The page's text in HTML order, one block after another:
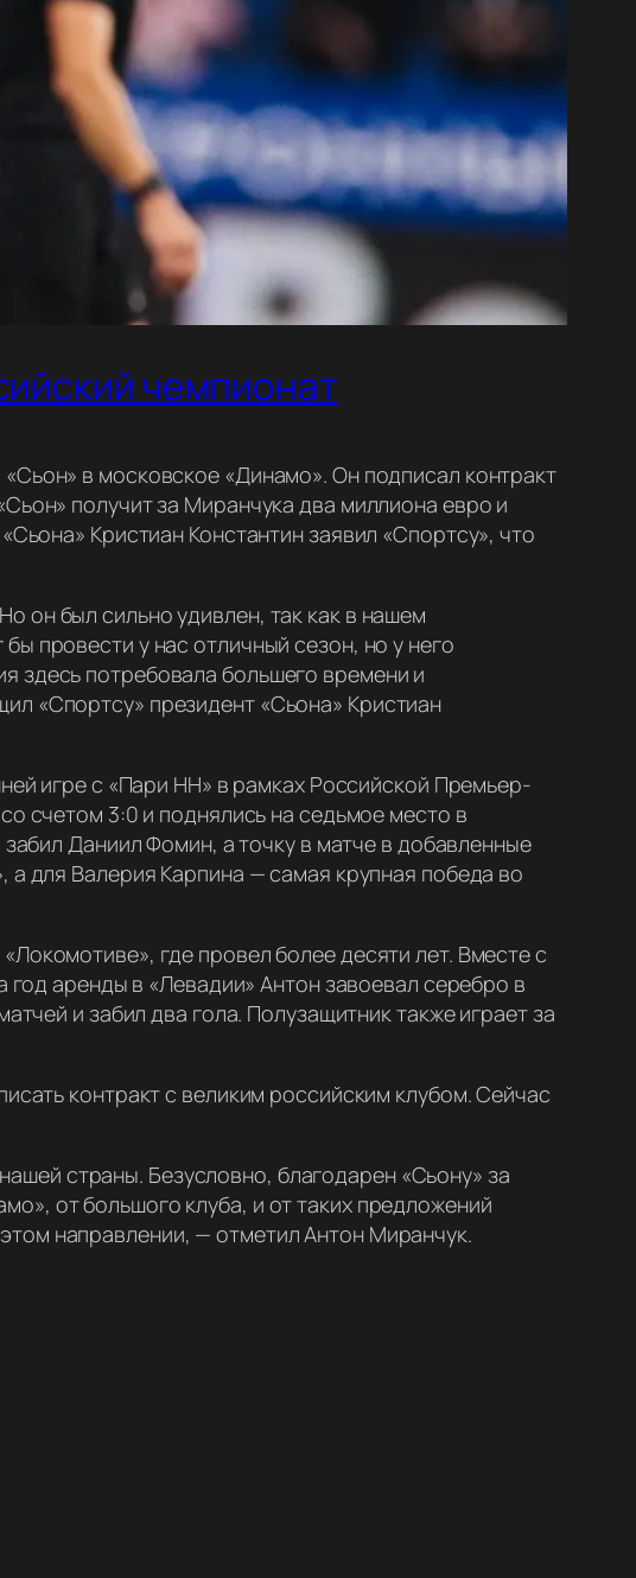
чемпионат
в московское «Динамо». Он подписал контракт
получит за Миранчука два миллиона евро и
Кристиан Константин заявил «Спортсу», что
он был сильно удивлен, так как в нашем
провести у нас отличный сезон, но у него
здесь потребовала большего времени и
«Спортсу» президент «Сьона» Кристиан
игре с «Пари НН» в рамках Российской Премьер-
счетом 3:0 и поднялись на седьмое место в
Даниил Фомин, а точку в матче в добавленные
для Валерия Карпина — самая крупная победа во
где провел более десяти лет. Вместе с
аренды в «Левадии» Антон завоевал серебро в
и забил два гола. Полузащитник также играет за
контракт с великим российским клубом. Сейчас
страны. Безусловно, благодарен «Сьону» за
от большого клуба, и от таких предложений
направлении, — отметил Антон Миранчук.